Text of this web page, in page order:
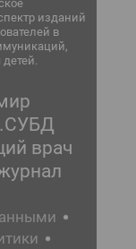
изданий
в
врач